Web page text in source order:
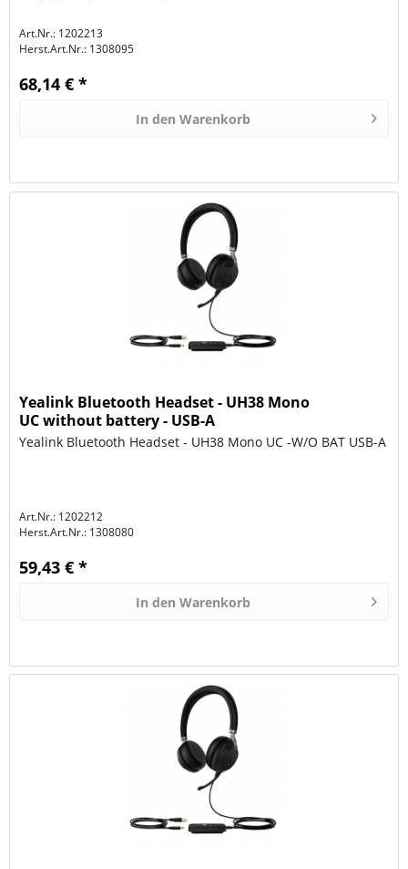
Art.Nr.: 1202213
Herst.Art.Nr.: 1308095
68,14 € *
In den Warenkorb
Yealink Bluetooth Headset - UH38 Mono
UC without battery - USB-A
Yealink Bluetooth Headset - UH38 Mono UC -W/O BAT USB-A
Art.Nr.: 1202212
Herst.Art.Nr.: 1308080
59,43 € *
In den Warenkorb